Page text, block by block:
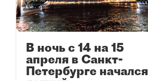
В ночь с 14 на 15
апреля в Санкт-
Петербурге начался